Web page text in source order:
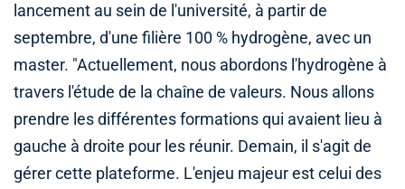
lancement au sein de l'université, à partir de
septembre, d'une filière 100 % hydrogène, avec un
master. "Actuellement, nous abordons l'hydrogène à
travers l'étude de la chaîne de valeurs. Nous allons
prendre les différentes formations qui avaient lieu à
gauche à droite pour les réunir. Demain, il s'agit de
gérer cette plateforme. L'enjeu majeur est celui des